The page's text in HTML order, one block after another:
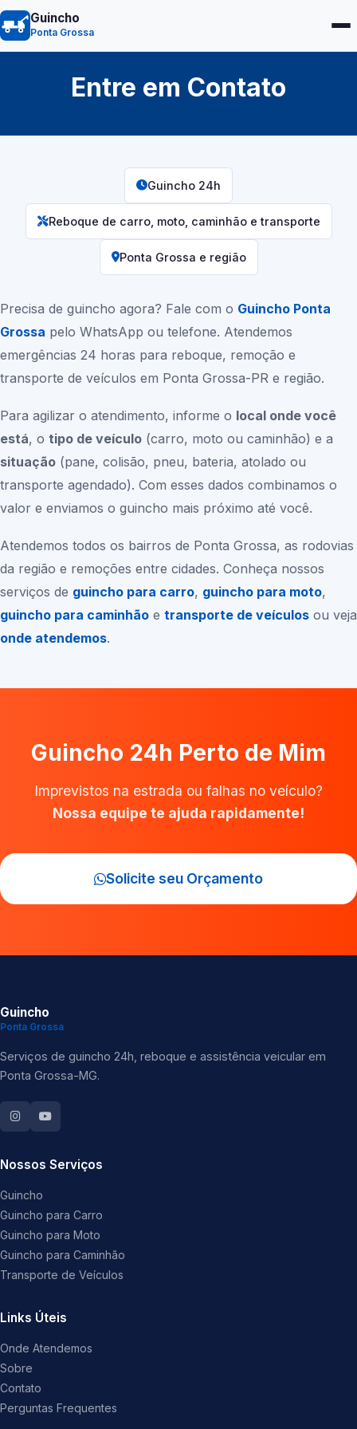
Guincho
Ponta Grossa
Entre em Contato
Guincho 24h
Reboque de carro, moto, caminhão e transporte
Ponta Grossa e região
Precisa de guincho agora? Fale com o Guincho Ponta
Grossa pelo WhatsApp ou telefone. Atendemos
emergências 24 horas para reboque, remoção e
transporte de veículos em Ponta Grossa-PR e região.
Para agilizar o atendimento, informe o local onde você
está, o tipo de veículo (carro, moto ou caminhão) e a
situação (pane, colisão, pneu, bateria, atolado ou
transporte agendado). Com esses dados combinamos o
valor e enviamos o guincho mais próximo até você.
Atendemos todos os bairros de Ponta Grossa, as rodovias
da região e remoções entre cidades. Conheça nossos
serviços de guincho para carro, guincho para moto,
guincho para caminhão e transporte de veículos ou veja
onde atendemos.
Guincho 24h Perto de Mim
Imprevistos na estrada ou falhas no veículo?
Nossa equipe te ajuda rapidamente!
Solicite seu Orçamento
Guincho
Ponta Grossa
Serviços de guincho 24h, reboque e assistência veicular em
Ponta Grossa-MG.
Nossos Serviços
Guincho
Guincho para Carro
Guincho para Moto
Guincho para Caminhão
Transporte de Veículos
Links Úteis
Onde Atendemos
Sobre
Contato
Perguntas Frequentes